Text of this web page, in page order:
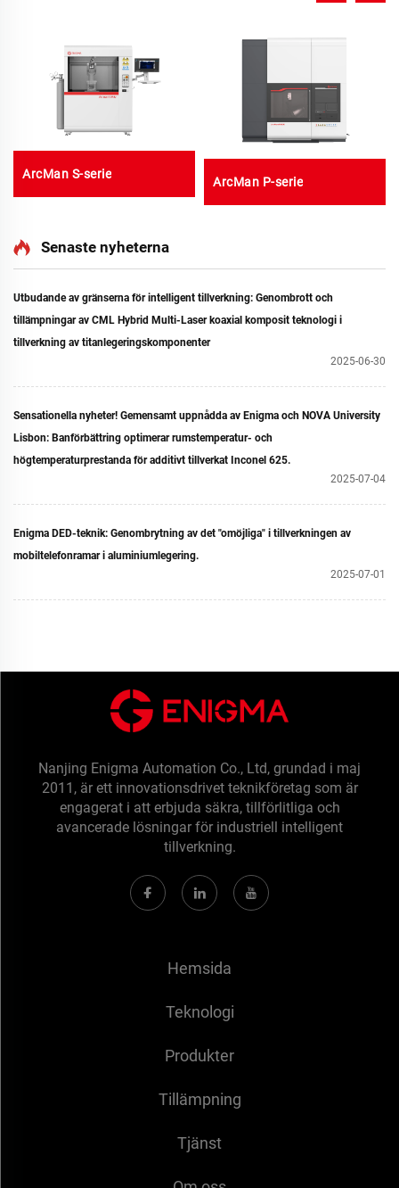
ArcMan S-serie
ArcMan P-serie
Senaste nyheterna
Utbudande av gränserna för intelligent tillverkning: Genombrott och
tillämpningar av CML Hybrid Multi-Laser koaxial komposit teknologi i
tillverkning av titanlegeringskomponenter
2025-06-30
Sensationella nyheter! Gemensamt uppnådda av Enigma och NOVA University
Lisbon: Banförbättring optimerar rumstemperatur- och
högtemperaturprestanda för additivt tillverkat Inconel 625.
2025-07-04
Enigma DED-teknik: Genombrytning av det "omöjliga" i tillverkningen av
mobiltelefonramar i aluminiumlegering.
2025-07-01
Nanjing Enigma Automation Co., Ltd, grundad i maj
2011, är ett innovationsdrivet teknikföretag som är
engagerat i att erbjuda säkra, tillförlitliga och
avancerade lösningar för industriell intelligent
tillverkning.
Hemsida
Teknologi
Produkter
Tillämpning
Tjänst